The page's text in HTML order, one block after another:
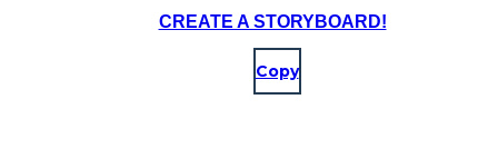
CREATE A STORYBOARD!
Copy